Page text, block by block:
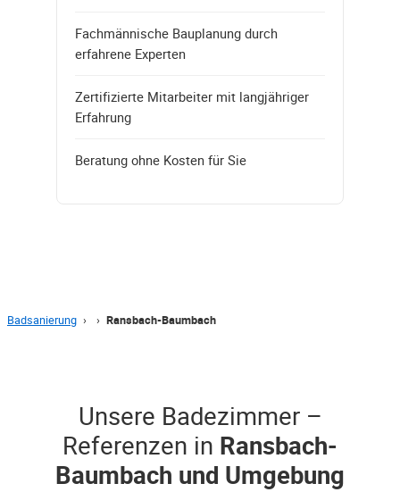
Fachmännische Bauplanung durch
erfahrene Experten
Zertifizierte Mitarbeiter mit langjähriger
Erfahrung
Beratung ohne Kosten für Sie
Badsanierung › › Ransbach-Baumbach
Unsere Badezimmer –
Referenzen in Ransbach-
Baumbach und Umgebung